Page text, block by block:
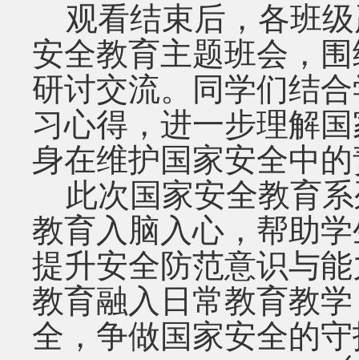
观看结束后，各班
安全教育主题班会，
研讨交流。同学们结
习心得，进一步理解
身在维护国家安全中
此次国家安全教育
教育入脑入心，帮助
提升安全防范意识与
教育融入日常教育教
全，争做国家安全的